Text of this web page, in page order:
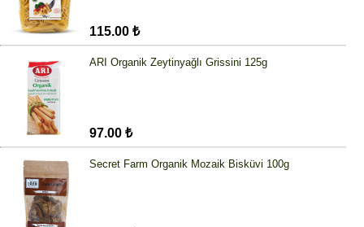
115.00 ₺
ARI Organik Zeytinyağlı Grissini 125g
97.00 ₺
Secret Farm Organik Mozaik Bisküvi 100g